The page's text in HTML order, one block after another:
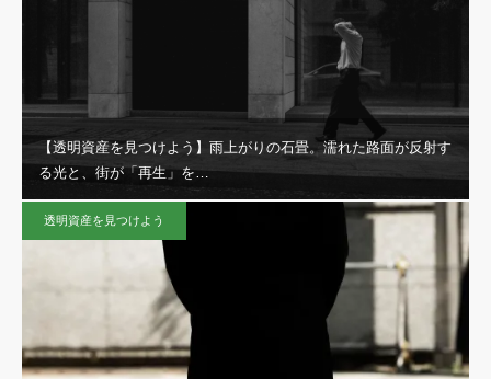
【透明資産を見つけよう】雨上がりの石畳。濡れた路面が反射す
る光と、街が「再生」を…
透明資産を見つけよう